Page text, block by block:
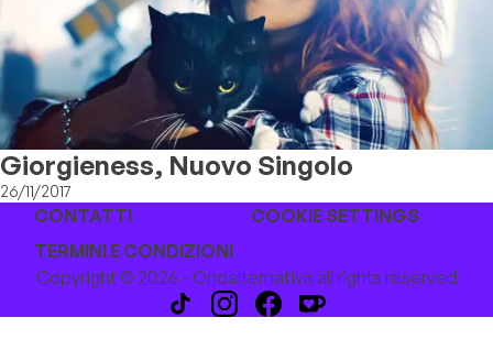
Giorgieness, Nuovo Singolo
26/11/2017
CONTATTI
COOKIE SETTINGS
TERMINI E CONDIZIONI
Copyright © 2026 - Ondalternativa all rights reserved